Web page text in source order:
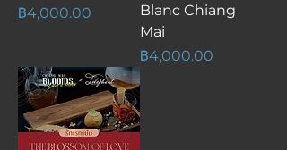
ราคา
฿4,000.00
Blanc Chiang
Mai
ราคา
฿4,000.00